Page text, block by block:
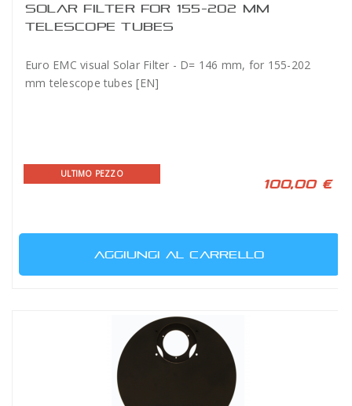
SOLAR FILTER FOR 155-202 MM
TELESCOPE TUBES
Euro EMC visual Solar Filter - D= 146 mm, for 155-202
mm telescope tubes [EN]
ULTIMO PEZZO
100,00 €
AGGIUNGI AL CARRELLO